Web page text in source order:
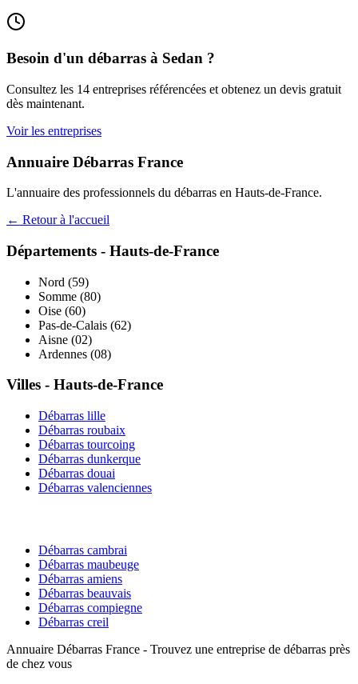
Besoin d'un débarras à Sedan ?
Consultez les 14 entreprises référencées et obtenez un devis gratuit
dès maintenant.
Voir les entreprises
Annuaire Débarras France
L'annuaire des professionnels du débarras en Hauts-de-France.
← Retour à l'accueil
Départements - Hauts-de-France
Nord (59)
Somme (80)
Oise (60)
Pas-de-Calais (62)
Aisne (02)
Ardennes (08)
Villes - Hauts-de-France
Débarras lille
Débarras roubaix
Débarras tourcoing
Débarras dunkerque
Débarras douai
Débarras valenciennes
Débarras cambrai
Débarras maubeuge
Débarras amiens
Débarras beauvais
Débarras compiegne
Débarras creil
Annuaire Débarras France - Trouvez une entreprise de débarras près
de chez vous